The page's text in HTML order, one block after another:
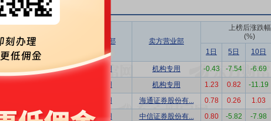
成交额
(万元)
成交额/
流通市值
买方营业部 卖方营业部
上榜后涨跌幅
(%)
1日
5日 10日
0.76% 机构专用 机构专用 -0.43 -7.54 -6.69
机构专用 机构专用 1.23 0.82 -11.19
机构专用 海通证券股份有... 0.78 0.26 1.03
219.25 0.05% 机构专用 中信证券股份有... 0.80 -5.82 -7.98